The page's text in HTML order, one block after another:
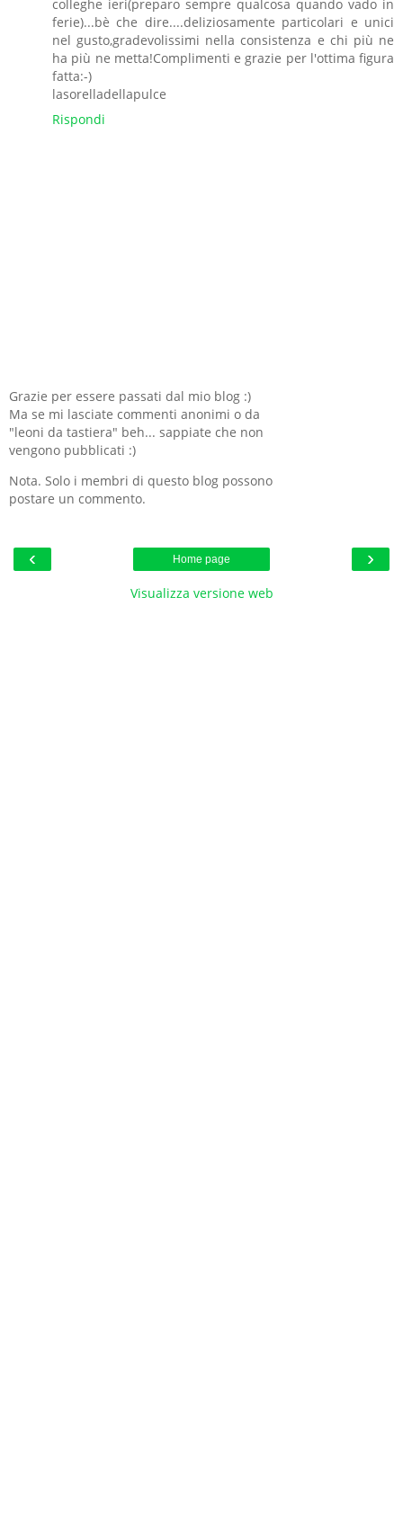
colleghe ieri(preparo sempre qualcosa quando vado in
ferie)...bè che dire....deliziosamente particolari e unici
nel gusto,gradevolissimi nella consistenza e chi più ne
ha più ne metta!Complimenti e grazie per l'ottima figura
fatta:-)
lasorelladellapulce
Rispondi
Grazie per essere passati dal mio blog :)
Ma se mi lasciate commenti anonimi o da
"leoni da tastiera" beh... sappiate che non
vengono pubblicati :)
Nota. Solo i membri di questo blog possono
postare un commento.
‹ ›
Home page
Visualizza versione web